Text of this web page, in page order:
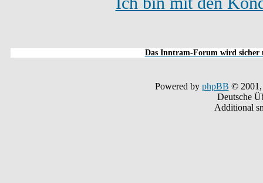
Das Inntram-Forum wird sicher
Powered by phpBB © 2001,
Deutsche
Additional